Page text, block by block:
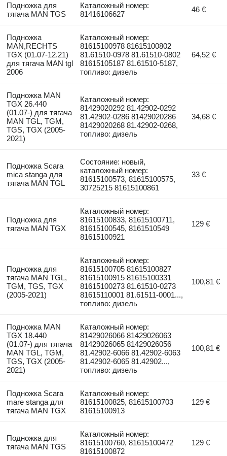
Подножка для
тягача MAN TGS
Каталожный номер:
81416106627
46 €
Подножка
MAN,RECHTS
TGX (01.07-12.21)
для тягача MAN tgl
2006
Каталожный номер:
81615100978 81615100802
81.61510-0978 81.61510-0802
81615105187 81.61510-5187,
топливо: дизель
64,52 €
Подножка MAN
TGX 26.440
(01.07-) для тягача
MAN TGL, TGM,
TGS, TGX (2005-
2021)
Каталожный номер:
81429020292 81.42902-0292
81.42902-0286 81429020286
81429020268 81.42902-0268,
топливо: дизель
34,68 €
Подножка Scara
mica stanga для
тягача MAN TGL
Состояние: новый,
каталожный номер:
81615100573, 81615100575,
30725215 81615100861
33 €
Подножка для
тягача MAN TGX
Каталожный номер:
81615100833, 81615100711,
81615100545, 8161510549
81615100921
129 €
Подножка для
тягача MAN TGL,
TGM, TGS, TGX
(2005-2021)
Каталожный номер:
81615100705 81615100827
81615100915 81615100331
81615100273 81.61510-0273
81615110001 81.61511-0001...,
топливо: дизель
100,81 €
Подножка MAN
TGX 18.440
(01.07-) для тягача
MAN TGL, TGM,
TGS, TGX (2005-
2021)
Каталожный номер:
81429026066 81429026063
81429026065 81429026056
81.42902-6066 81.42902-6063
81.42902-6065 81.42902...,
топливо: дизель
100,81 €
Подножка Scara
mare stanga для
тягача MAN TGX
Каталожный номер:
81615100825, 81615100703
81615100913
129 €
Подножка для
тягача MAN TGS
Каталожный номер:
81615100760, 81615100472
81615100872
129 €